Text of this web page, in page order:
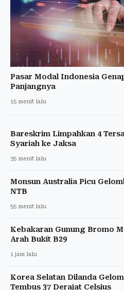
Pasar Modal Indonesia
Panjangnya
15 menit lalu
Bareskrim Limpahkan 4
Syariah ke Jaksa
35 menit lalu
Monsun Australia Picu
NTB
55 menit lalu
Kebakaran Gunung Bromo
Arah Bukit B29
1 jam lalu
Korea Selatan Dilanda
Tembus 37 Derajat Celsius